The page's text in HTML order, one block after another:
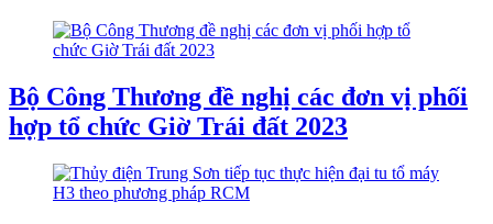
Bộ Công Thương đề nghị các đơn vị phối
hợp tổ chức Giờ Trái đất 2023